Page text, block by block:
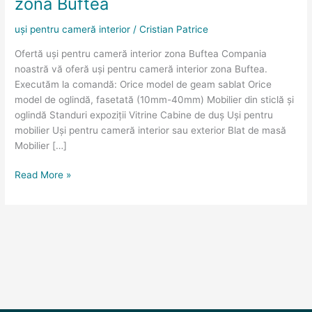
uși pentru cameră interior /Cristian Patrice
Ofertă uși pentru cameră interior zona Buftea Compania
noastră vă oferă uși pentru cameră interior zona Buftea.
Executăm la comandă: Orice model de geam sablat Orice
model de oglindă, fasetată (10mm-40mm) Mobilier din sticlă și
oglindă Standuri expoziții Vitrine Cabine de duș Uși pentru
mobilier Uși pentru cameră interior sau exterior Blat de masă
Mobilier […]
interior
zona
Read More »